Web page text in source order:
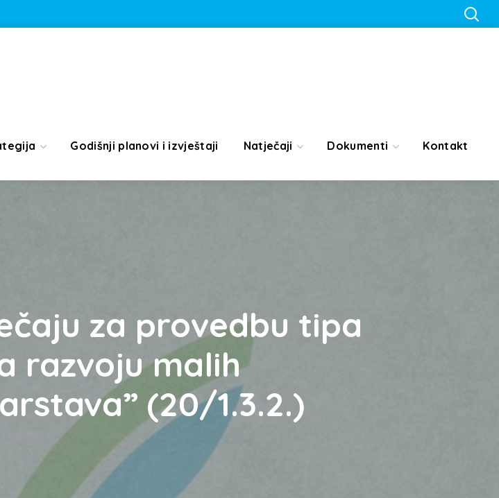
Godišnji planovi i izvještaji Natječaji Dokumenti Kontakt
za provedbu tipa
razvoju malih
(20/1.3.2.)